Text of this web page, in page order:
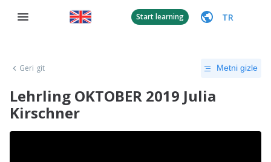
Start learning TR
Geri git Metni gizle
Lehrling OKTOBER 2019 Julia
Kirschner